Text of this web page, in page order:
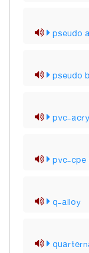
pseudo
pseudo
pvc-
pvc-cpe
q-alloy